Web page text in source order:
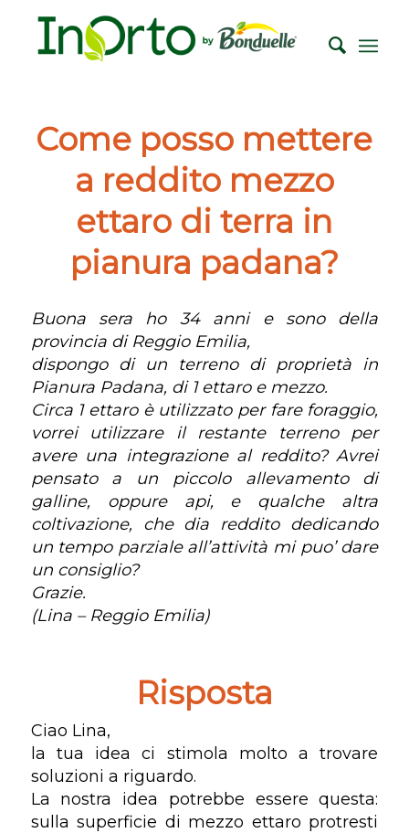
Come posso mettere
a reddito mezzo
ettaro di terra in
pianura padana?
Buona sera ho 34 anni e sono della
provincia di Reggio Emilia,
dispongo di un terreno di proprietà in
Pianura Padana, di 1 ettaro e mezzo.
Circa 1 ettaro è utilizzato per fare foraggio,
vorrei utilizzare il restante terreno per
avere una integrazione al reddito? Avrei
pensato a un piccolo allevamento di
galline, oppure api, e qualche altra
coltivazione, che dia reddito dedicando
un tempo parziale all’attività mi puo’ dare
un consiglio?
Grazie.
(Lina – Reggio Emilia)
Risposta
Ciao Lina,
la tua idea ci stimola molto a trovare
soluzioni a riguardo.
La nostra idea potrebbe essere questa:
sulla superficie di mezzo ettaro protresti